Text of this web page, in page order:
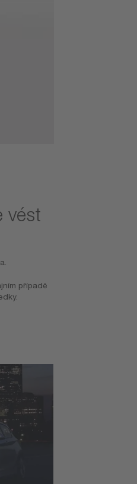
vést
případě